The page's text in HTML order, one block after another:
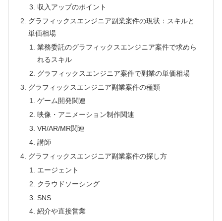
収入アップのポイント
グラフィックスエンジニア副業案件の現状：スキルと
単価相場
業務委託のグラフィックスエンジニア案件で求めら
れるスキル
グラフィックスエンジニア案件で副業の単価相場
グラフィックスエンジニア副業案件の種類
ゲーム開発関連
映像・アニメーション制作関連
VR/AR/MR関連
講師
グラフィックスエンジニア副業案件の探し方
エージェント
クラウドソーシング
SNS
紹介や直接営業